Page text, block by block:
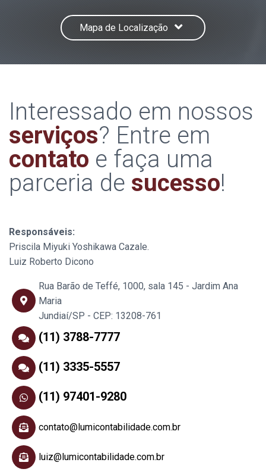
Mapa de Localização
Interessado em nossos
serviços? Entre em
contato e faça uma
parceria de sucesso!
Responsáveis:
Priscila Miyuki Yoshikawa Cazale.
Luiz Roberto Dicono
Rua Barão de Teffé, 1000, sala 145 - Jardim Ana
Maria
Jundiaí/SP - CEP: 13208-761
(11) 3788-7777
(11) 3335-5557
(11) 97401-9280
contato@lumicontabilidade.com.br
luiz@lumicontabilidade.com.br